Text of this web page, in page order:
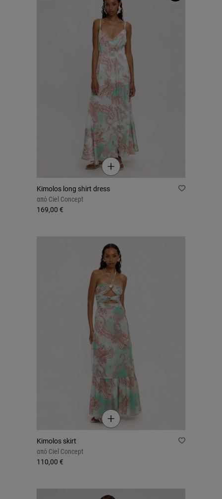
Kimolos long shirt dress
από Ciel Concept
169,00 €
Kimolos skirt
από Ciel Concept
110,00 €